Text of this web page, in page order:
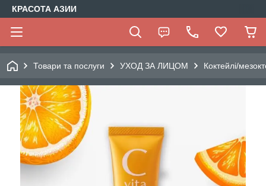
КРАСОТА АЗИИ
Товари та послуги УХОД ЗА ЛИЦОМ Коктейлі/